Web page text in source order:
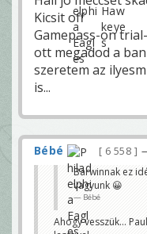
Kicsit off
Gamepass-on
ott megadod a
szeretem az
is...
Bébé 6 558
Barwinnak ez
vagyunk 😀
Bébé
Ahogy vesszük...